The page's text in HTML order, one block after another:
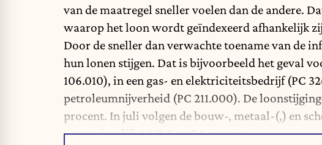
van de maatregel sneller voelen dan de andere.
waarop het loon wordt geïndexeerd afhankelijk
Door de sneller dan verwachte toename van de
hun lonen stijgen. Dat is bijvoorbeeld het geval
106.010), in een gas- en elektriciteitsbedrijf (PC
petroleumnijverheid (PC 211.000). De
procent. In juli volgen de bouw-, metaal-(,) en
respectievelijk 1,1, 2,9 en 2,1 procent.